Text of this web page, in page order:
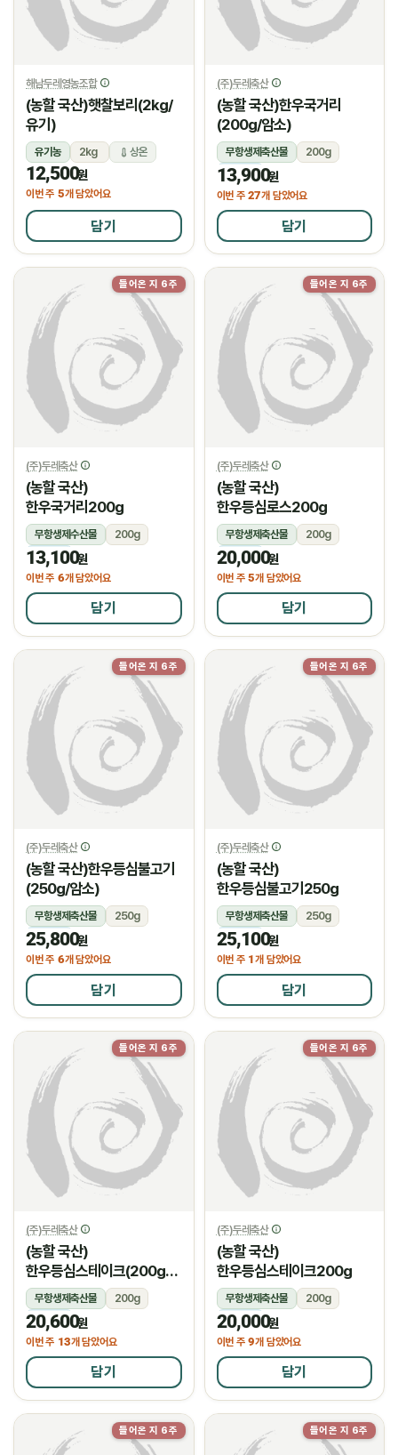
해남두레영농조합
(농할 국산)햇찰보리(2kg/
유기)
유기농 2kg 상온
12,500원
이번 주 5개 담았어요
담기
(주)두레축산
(농할 국산)한우국거리
(200g/암소)
무항생제축산물
200g
냉장
13,900원
이번 주 27개 담았어요
담기
들어온 지 6주
(주)두레축산
(농할 국산)
한우국거리200g
무항생제수산물
200g
냉장
13,100원
이번 주 6개 담았어요
담기
들어온 지 6주
(주)두레축산
(농할 국산)
한우등심로스200g
무항생제축산물
200g
냉장
20,000원
이번 주 5개 담았어요
담기
들어온 지 6주
(주)두레축산
(농할 국산)한우등심불고기
(250g/암소)
무항생제축산물
250g
냉장
25,800원
이번 주 6개 담았어요
담기
들어온 지 6주
(주)두레축산
(농할 국산)
한우등심불고기250g
무항생제축산물
250g
냉장
25,100원
이번 주 1개 담았어요
담기
들어온 지 6주
(주)두레축산
(농할 국산)
한우등심스테이크(200g/
암소)
무항생제축산물
200g
냉장
20,600원
이번 주 13개 담았어요
담기
들어온 지 6주
(주)두레축산
(농할 국산)
한우등심스테이크200g
무항생제축산물
200g
냉장
20,000원
이번 주 9개 담았어요
담기
들어온 지 6주 들어온 지 6주